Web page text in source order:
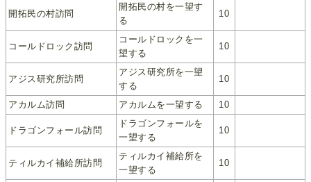
開拓民の村訪問
開拓民の村を一望す
る
10
コールドロック訪問
コールドロックを一
望する
10
アジス研究所訪問
アジス研究所を一望
する
10
アカルム訪問 アカルムを一望する 10
ドラゴンフォール訪問
ドラゴンフォールを
一望する
10
ティルカイ補給所訪問
ティルカイ補給所を
一望する
10